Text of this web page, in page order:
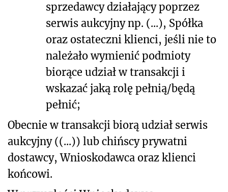
sprzedawcy działający poprzez
serwis aukcyjny np. (...), Spółka
oraz ostateczni klienci, jeśli nie to
należało wymienić podmioty
biorące udział w transakcji i
wskazać jaką rolę pełnią/będą
pełnić;
Obecnie w transakcji biorą udział serwis
aukcyjny ((...)) lub chińscy prywatni
dostawcy, Wnioskodawca oraz klienci
końcowi.